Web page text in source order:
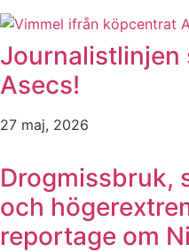
Journalistlinjen
Asecs!
27 maj, 2026
Drogmissbruk,
och
reportage om